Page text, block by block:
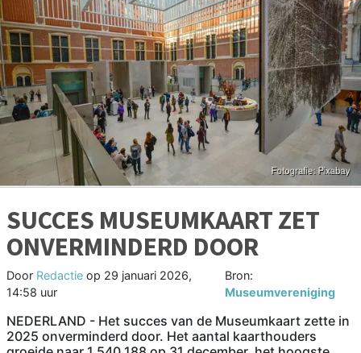
SUCCES MUSEUMKAART ZET
ONVERMINDERD DOOR
Door Redactie op 29 januari 2026,
14:58 uur
Bron:
Museumvereniging
NEDERLAND - Het succes van de Museumkaart zette in
2025 onverminderd door. Het aantal kaarthouders